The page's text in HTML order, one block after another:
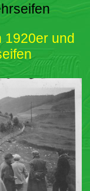
1920er und